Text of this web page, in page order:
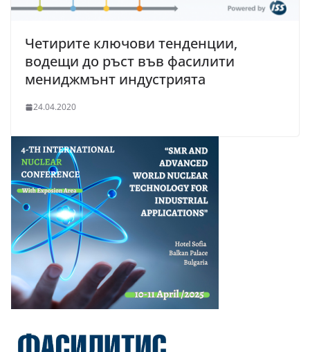
Четирите ключови тенденции,
водещи до ръст във фасилити
мениджмънт индустрията
24.04.2020